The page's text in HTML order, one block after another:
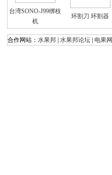
台湾SONO-J99绑枝
机
环割刀 环割器
合作网站： 水果邦 水果邦论坛 电果网